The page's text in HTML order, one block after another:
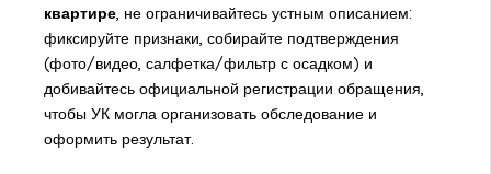
квартире, не ограничивайтесь устным описанием:
фиксируйте признаки, собирайте подтверждения
(фото/видео, салфетка/фильтр с осадком) и
добивайтесь официальной регистрации обращения,
чтобы УК могла организовать обследование и
оформить результат.